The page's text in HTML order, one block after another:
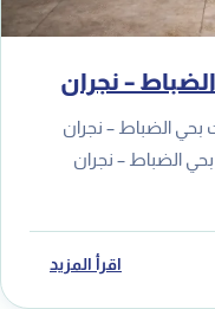
– نجران
حشرات بحي الضباط – نجران
بحي الضباط – نجران
اقرأ المزيد